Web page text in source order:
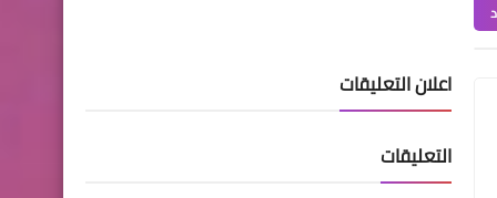
اسعار صرف الدولار فياعلان التعليقات
التعليقات